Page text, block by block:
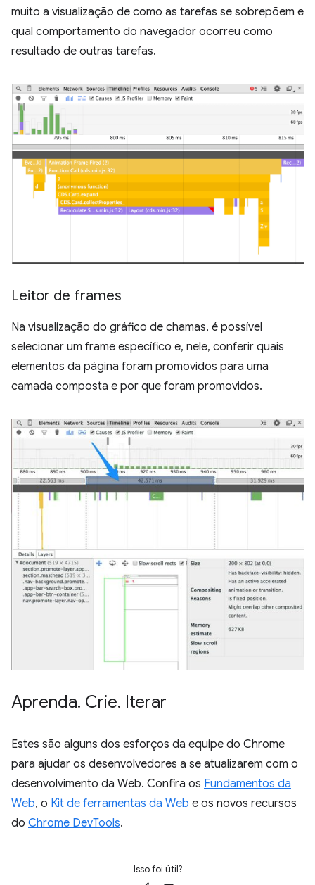
muito a visualização de como as tarefas se sobrepõem e
qual comportamento do navegador ocorreu como
resultado de outras tarefas.
Leitor de frames
Na visualização do gráfico de chamas, é possível
selecionar um frame específico e, nele, conferir quais
elementos da página foram promovidos para uma
camada composta e por que foram promovidos.
Aprenda. Crie. Iterar
Estes são alguns dos esforços da equipe do Chrome
para ajudar os desenvolvedores a se atualizarem com o
desenvolvimento da Web. Confira os Fundamentos da
Web, o Kit de ferramentas da Web e os novos recursos
do Chrome DevTools.
Isso foi útil?